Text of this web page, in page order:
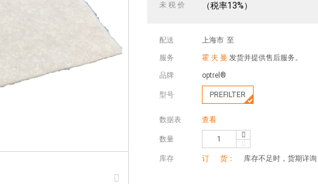
未 税 价 （税率13%）
配送 上海市 至
服务 霍 夫 曼 发货并提供售后服务。
品牌 optrel®
型号 PREFILTER
数据表 查看
数量
库存 订 货： 库存不足时，货期详询